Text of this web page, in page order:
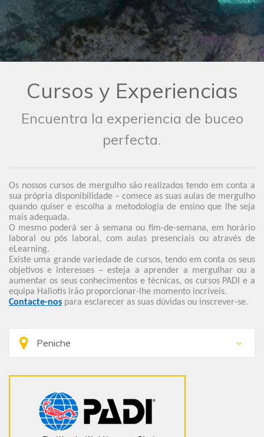
Cursos y Experiencias
Encuentra la experiencia de buceo
perfecta.
Os nossos cursos de mergulho são realizados tendo em conta a
sua própria disponibilidade – comece as suas aulas de mergulho
quando quiser e escolha a metodologia de ensino que lhe seja
mais adequada.
O mesmo poderá ser à semana ou fim-de-semana, em horário
laboral ou pós laboral, com aulas presenciais ou através de
eLearning.
Existe uma grande variedade de cursos, tendo em conta os seus
objetivos e interesses – esteja a aprender a mergulhar ou a
aumentar os seus conhecimentos e técnicas, os cursos PADI e a
equipa Haliotis irão proporcionar-lhe momento incríveis.
Contacte-nos para esclarecer as suas dúvidas ou inscrever-se.